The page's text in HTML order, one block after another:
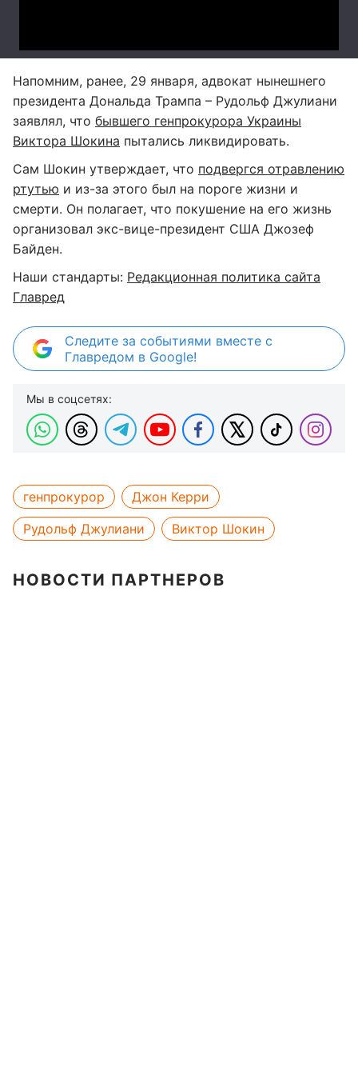
Напомним, ранее, 29 января, адвокат нынешнего
президента Дональда Трампа – Рудольф Джулиани
заявлял, что бывшего генпрокурора Украины
Виктора Шокина пытались ликвидировать.
Сам Шокин утверждает, что подвергся отравлению
ртутью и из-за этого был на пороге жизни и
смерти. Он полагает, что покушение на его жизнь
организовал экс-вице-президент США Джозеф
Байден.
Наши стандарты: Редакционная политика сайта
Главред
Следите за событиями вместе с
Главредом в Google!
Мы в соцсетях:
генпрокурор
Джон Керри
Рудольф Джулиани
Виктор Шокин
НОВОСТИ ПАРТНЕРОВ